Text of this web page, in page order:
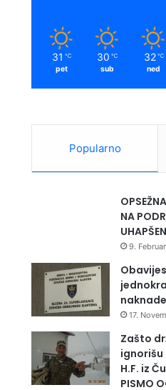
31 ℃
pet
30 ℃
sub
32 ℃
ned
Popularno
NA
9.
17.
Zašto
H.F. iz
PISMO